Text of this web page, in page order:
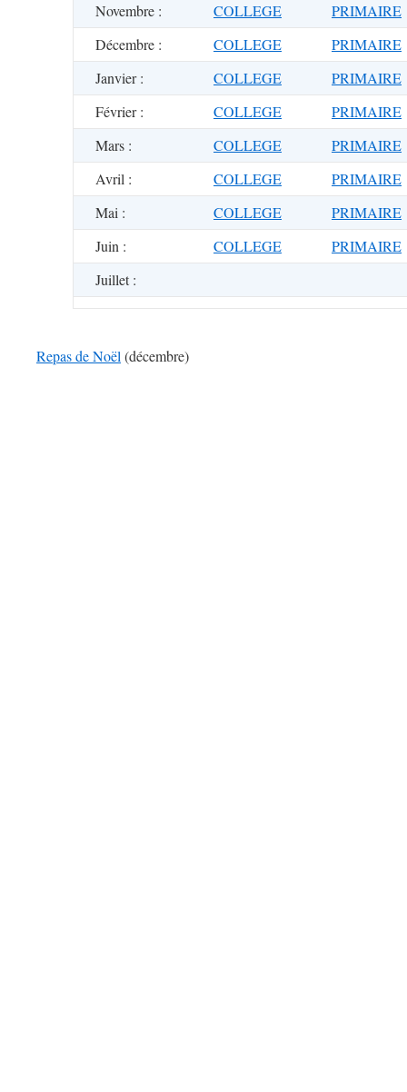
Novembre :
COLLEGE
PRIMAIRE
Décembre :
COLLEGE
PRIMAIRE
Janvier :
COLLEGE
PRIMAIRE
Février :
COLLEGE
PRIMAIRE
Mars :
COLLEGE
PRIMAIRE
Avril :
COLLEGE
PRIMAIRE
Mai :
COLLEGE
PRIMAIRE
Juin :
COLLEGE
PRIMAIRE
Juillet :
Repas de Noël (décembre)